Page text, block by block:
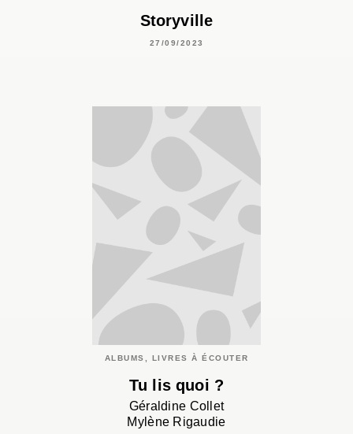
Storyville
27/09/2023
ALBUMS, LIVRES À ÉCOUTER
Tu lis quoi ?
Géraldine Collet
Mylène Rigaudie